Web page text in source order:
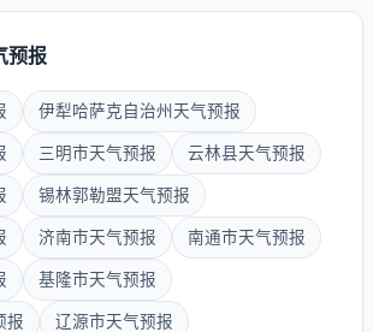
预报
伊犁哈萨克自治州天气预报
三明市天气预报 云林县天气预报
锡林郭勒盟天气预报
济南市天气预报 南通市天气预报
基隆市天气预报
报 辽源市天气预报